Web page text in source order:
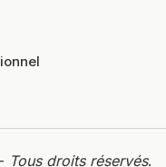
- Tous droits réservés.